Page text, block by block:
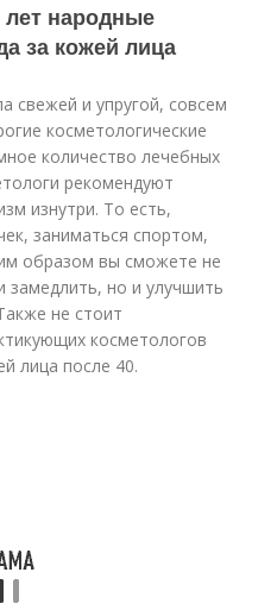
лет народные
за кожей лица
свежей и упругой, совсем
косметологические
количество лечебных
рекомендуют
изнутри. То есть,
заниматься спортом,
образом вы сможете не
замедлить, но и улучшить
не стоит
косметологов
лица после 40.